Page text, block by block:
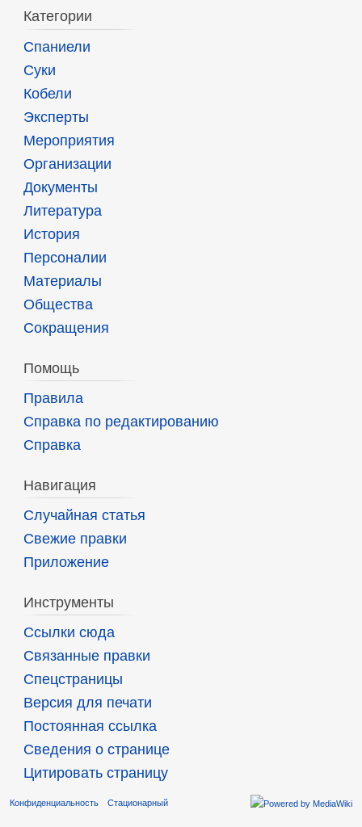
Категории
Спаниели
Суки
Кобели
Эксперты
Мероприятия
Организации
Документы
Литература
История
Персоналии
Материалы
Общества
Сокращения
Помощь
Правила
Справка по редактированию
Справка
Навигация
Случайная статья
Свежие правки
Приложение
Инструменты
Ссылки сюда
Связанные правки
Спецстраницы
Версия для печати
Постоянная ссылка
Сведения о странице
Цитировать страницу
Конфиденциальность Стационарный